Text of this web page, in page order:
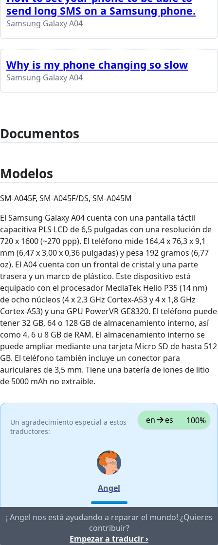
send long SMS on a Samsung phone.
Samsung Galaxy A04
Why is my phone changing so slow
Samsung Galaxy A04
Documentos
Modelos
SM-A045F, SM-A045F/DS, SM-A045M
El Samsung Galaxy A04 cuenta con una pantalla táctil
capacitiva PLS LCD de 6,5 pulgadas con una resolución de
720 x 1600 (~270 ppp). El teléfono mide 164,4 x 76,3 x 9,1
mm (6,47 x 3,00 x 0,36 pulgadas) y pesa 192 gramos (6,77
oz). El A04 cuenta con un frontal de cristal y una parte
trasera y un marco de plástico. Este dispositivo está
equipado con el procesador MediaTek Helio P35 (14 nm)
de ocho núcleos (4 x 2,3 GHz Cortex-A53 y 4 x 1,8 GHz
Cortex-A53) y una GPU PowerVR GE8320. El teléfono puede
tener 32 GB, 64 o 128 GB de almacenamiento interno, así
como 4, 6 u 8 GB de RAM. El almacenamiento interno se
puede ampliar mediante una tarjeta Micro SD de hasta 512
GB. El teléfono también incluye un conector para
auriculares de 3,5 mm. Tiene una batería de iones de litio
de 5000 mAh no extraíble.
Un agradecimiento especial a estos
traductores:
en es 100%
Angel
¡ Angel nos está ayudando a reparar el mundo! ¿Quieres
contribuir?
Empezar a traducir ›